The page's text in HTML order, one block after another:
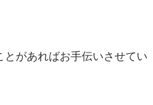
があればお手伝いさせてい